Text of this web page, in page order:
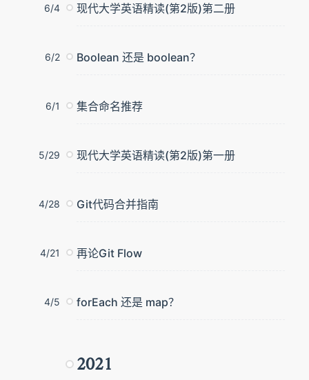
6/4 现代大学英语精读(第2版)第二册
6/2 Boolean 还是 boolean？
6/1 集合命名推荐
5/29 现代大学英语精读(第2版)第一册
4/28 Git代码合并指南
4/21 再论Git Flow
4/5 forEach 还是 map？
2021